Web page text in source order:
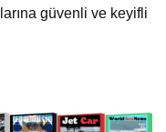
güvenli ve keyifli